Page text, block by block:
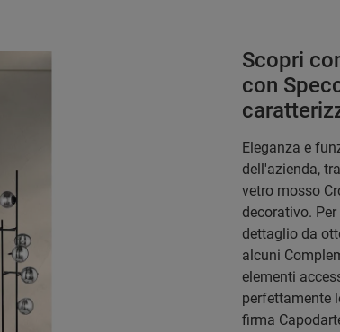
Scopri
con
Eleganza e
dell'azienda,
vetro mosso
decorativo.
dettaglio da
alcuni
elementi
perfettamente
firma